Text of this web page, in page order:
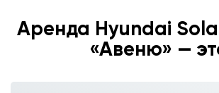
Аренда Hyundai
«Авеню» —